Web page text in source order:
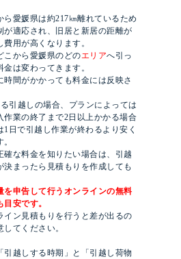
ら愛媛県は約217㎞離れているため
が適応され、旧居と新居の距離が
用が高くなります。
こから愛媛県のどのエリアへ引っ
は変わってきます。
時間がかかっても料金には反映さ
引越しの場合、プランによっては
作業の終了まで2日以上かかる場合
1日で引越し作業が終わるより安く
確な料金を知りたい場合は、引越
決まったら見積もりを作成しても
を申告して行うオンラインの無料
安です。
イン見積もりを行うと差が出るの
てください。
引越しする時期」と「引越し荷物